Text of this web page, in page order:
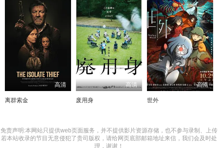
高清
离群索金
高清
废用身
高清
世外
免责声明:本网站只提供web页面服务，并不提供影片资源存储，也不参与录制、上传
若本站收录的节目无意侵犯了贵司版权，请给网页底部邮箱地址来信，我们会及时处
理，谢谢！